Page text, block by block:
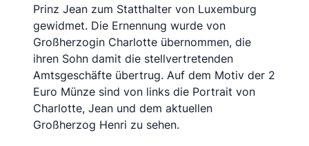
Prinz Jean zum Statthalter von Luxemburg
gewidmet. Die Ernennung wurde von
Großherzogin Charlotte übernommen, die
ihren Sohn damit die stellvertretenden
Amtsgeschäfte übertrug. Auf dem Motiv der 2
Euro Münze sind von links die Portrait von
Charlotte, Jean und dem aktuellen
Großherzog Henri zu sehen.